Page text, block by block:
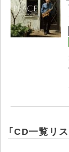
「CD一覧リ